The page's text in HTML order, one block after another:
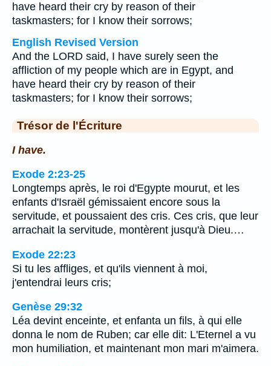
have heard their cry by reason of their
taskmasters; for I know their sorrows;
English Revised Version
And the LORD said, I have surely seen the
affliction of my people which are in Egypt, and
have heard their cry by reason of their
taskmasters; for I know their sorrows;
Trésor de l'Écriture
I have.
Exode 2:23-25
Longtemps après, le roi d'Egypte mourut, et les
enfants d'Israël gémissaient encore sous la
servitude, et poussaient des cris. Ces cris, que leur
arrachait la servitude, montèrent jusqu'à Dieu.…
Exode 22:23
Si tu les affliges, et qu'ils viennent à moi,
j'entendrai leurs cris;
Genèse 29:32
Léa devint enceinte, et enfanta un fils, à qui elle
donna le nom de Ruben; car elle dit: L'Eternel a vu
mon humiliation, et maintenant mon mari m'aimera.